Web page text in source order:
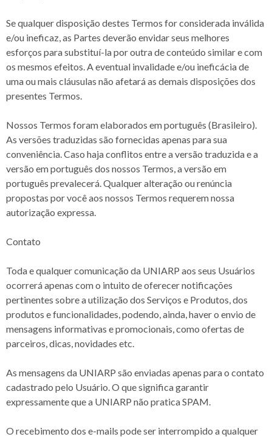
Se qualquer disposição destes Termos for considerada inválida
e/ou ineficaz, as Partes deverão envidar seus melhores
esforços para substituí-la por outra de conteúdo similar e com
os mesmos efeitos. A eventual invalidade e/ou ineficácia de
uma ou mais cláusulas não afetará as demais disposições dos
presentes Termos.
Nossos Termos foram elaborados em português (Brasileiro).
As versões traduzidas são fornecidas apenas para sua
conveniência. Caso haja conflitos entre a versão traduzida e a
versão em português dos nossos Termos, a versão em
português prevalecerá. Qualquer alteração ou renúncia
propostas por você aos nossos Termos requerem nossa
autorização expressa.
Contato
Toda e qualquer comunicação da UNIARP aos seus Usuários
ocorrerá apenas com o intuito de oferecer notificações
pertinentes sobre a utilização dos Serviços e Produtos, dos
produtos e funcionalidades, podendo, ainda, haver o envio de
mensagens informativas e promocionais, como ofertas de
parceiros, dicas, novidades etc.
As mensagens da UNIARP são enviadas apenas para o contato
cadastrado pelo Usuário. O que significa garantir
expressamente que a UNIARP não pratica SPAM.
O recebimento dos e-mails pode ser interrompido a qualquer